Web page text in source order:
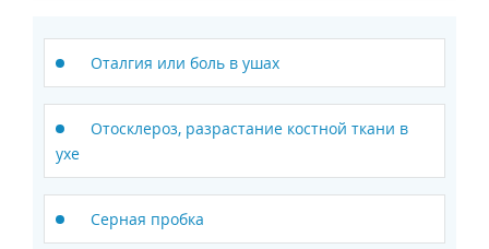
Оталгия или боль в ушах
Отосклероз, разрастание костной ткани в
ухе
Серная пробка